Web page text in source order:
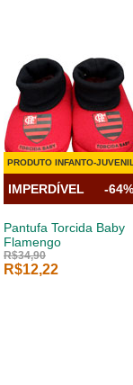
Pantufa Torcida Baby
Flamengo
R$34,90
R$12,22
IMPERDÍVEL -64%
PRODUTO INFANTO-